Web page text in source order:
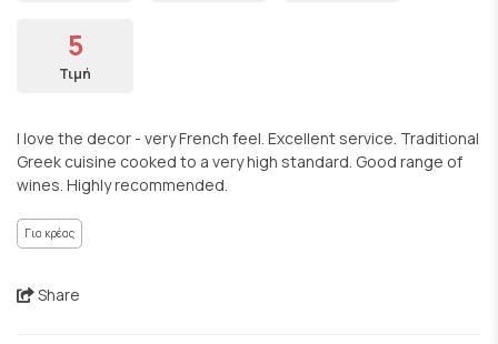
5
Τιμή
I love the decor - very French feel. Excellent service. Traditional
Greek cuisine cooked to a very high standard. Good range of
wines. Highly recommended.
Για κρέας
Share